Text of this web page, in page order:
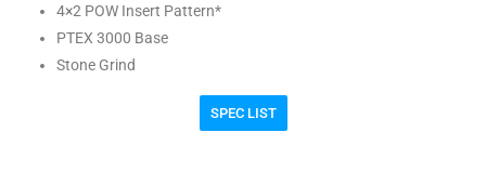
4×2 POW Insert Pattern*
PTEX 3000 Base
Stone Grind
SPEC LIST